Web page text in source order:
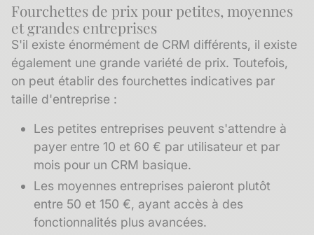
Fourchettes de prix pour petites, moyennes
et grandes entreprises
S'il existe énormément de CRM différents, il existe
également une grande variété de prix. Toutefois,
on peut établir des fourchettes indicatives par
taille d'entreprise :
Les petites entreprises peuvent s'attendre à
payer entre 10 et 60 € par utilisateur et par
mois pour un CRM basique.
Les moyennes entreprises paieront plutôt
entre 50 et 150 €, ayant accès à des
fonctionnalités plus avancées.